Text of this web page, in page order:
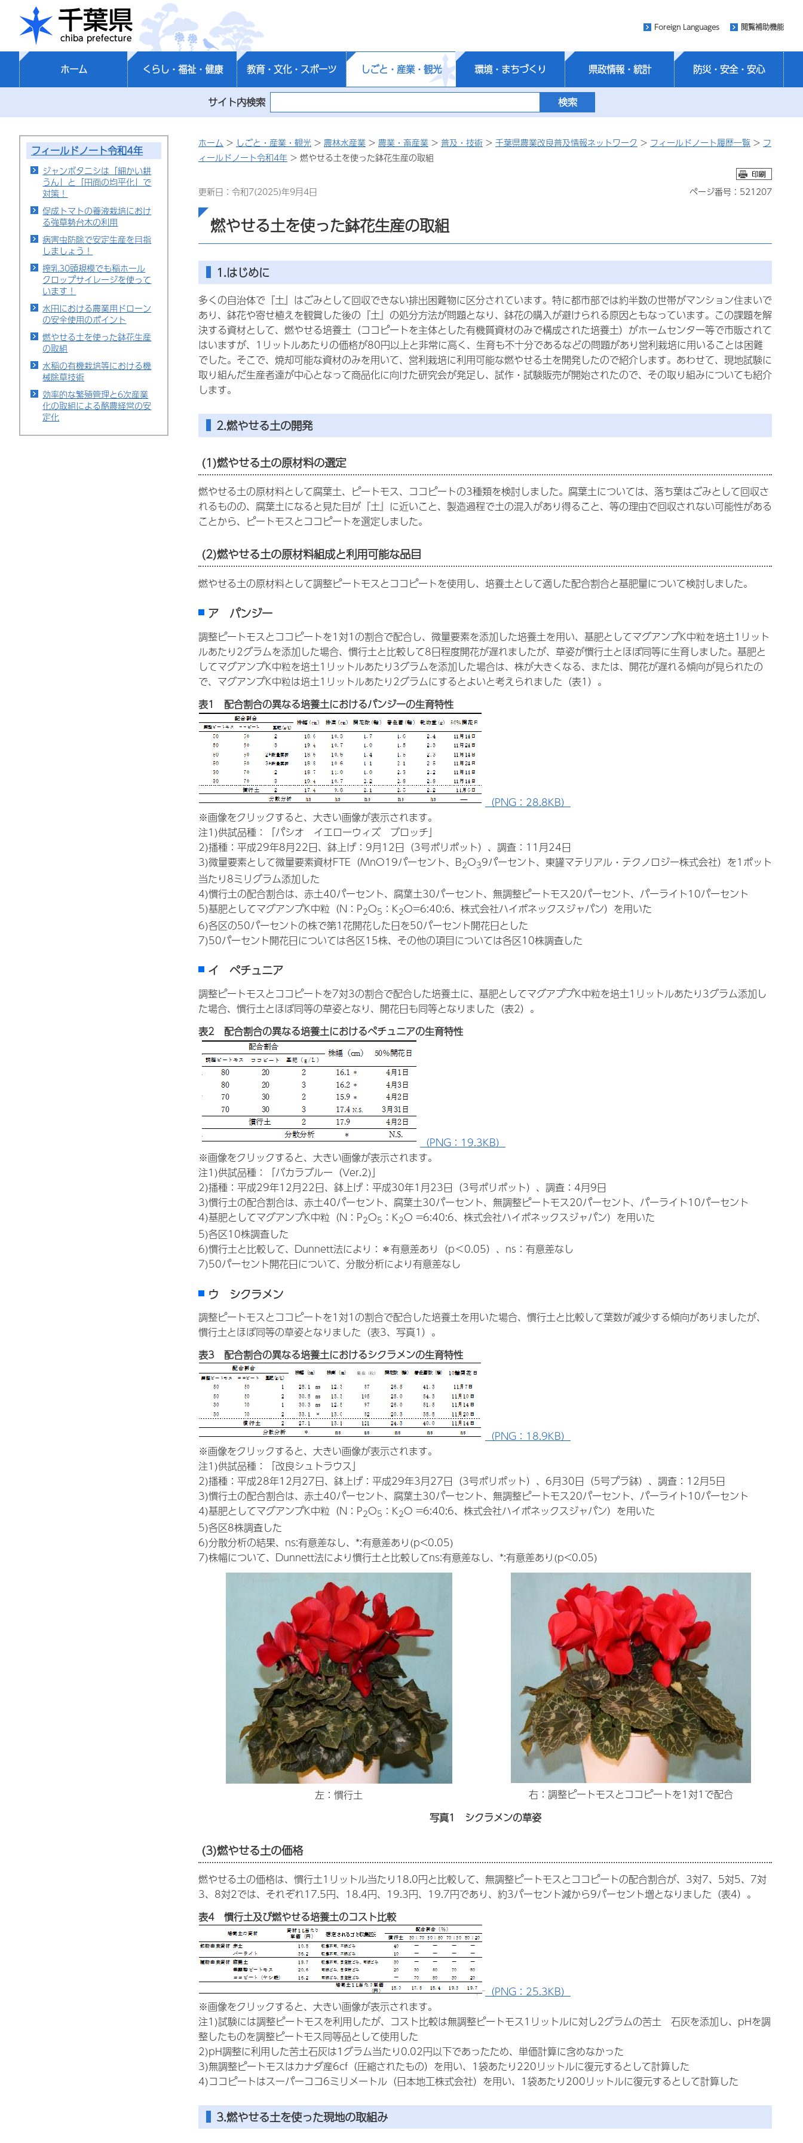
千葉県
Foreign Languages 閲覧補助機能
ホーム くらし・福祉・健康 教育・文化・スポーツ しごと・産業・観光 環境・まちづくり 県政情報・統計 防災・安全・安心
サイト内検索
フィールドノート令和4年
ジャンボタニシは「細かい耕
うん」と「田面の均平化」で
対策！
促成トマトの養液栽培におけ
る強草勢台木の利用
病害虫防除で安定生産を目指
しましょう！
搾乳30頭規模でも稲ホール
クロップサイレージを使って
います！
水田における農業用ドローン
の安全使用のポイント
燃やせる土を使った鉢花生産
の取組
水稲の有機栽培等における機
械除草技術
効率的な繁殖管理と6次産業
化の取組による酪農経営の安
定化
ホーム > しごと・産業・観光 > 農林水産業 > 農業・畜産業 > 普及・技術 > 千葉県農業改良普及情報ネットワーク > フィールドノート履歴一覧 > フ
ィールドノート令和4年 > 燃やせる土を使った鉢花生産の取組
更新日：令和7(2025)年9月4日 ページ番号：521207
燃やせる土を使った鉢花生産の取組
1.はじめに
多くの自治体で『土』はごみとして回収できない排出困難物に区分されています。特に都市部では約半数の世帯がマンション住まいで
あり、鉢花や寄せ植えを観賞した後の『土』の処分方法が問題となり、鉢花の購入が避けられる原因ともなっています。この課題を解
決する資材として、燃やせる培養土（ココピートを主体とした有機質資材のみで構成された培養土）がホームセンター等で市販されて
はいますが、1リットルあたりの価格が80円以上と非常に高く、生育も不十分であるなどの問題があり営利栽培に用いることは困難
でした。そこで、焼却可能な資材のみを用いて、営利栽培に利用可能な燃やせる土を開発したので紹介します。あわせて、現地試験に
取り組んだ生産者達が中心となって商品化に向けた研究会が発足し、試作・試験販売が開始されたので、その取り組みについても紹介
します。
2.燃やせる土の開発
(1)燃やせる土の原材料の選定
燃やせる土の原材料として腐葉土、ピートモス、ココピートの3種類を検討しました。腐葉土については、落ち葉はごみとして回収さ
れるものの、腐葉土になると見た目が『土』に近いこと、製造過程で土の混入があり得ること、等の理由で回収されない可能性がある
ことから、ピートモスとココピートを選定しました。
(2)燃やせる土の原材料組成と利用可能な品目
燃やせる土の原材料として調整ピートモスとココピートを使用し、培養土として適した配合割合と基肥量について検討しました。
ア パンジー
調整ピートモスとココピートを1対1の割合で配合し、微量要素を添加した培養土を用い、基肥としてマグアンプK中粒を培土1リット
ルあたり2グラムを添加した場合、慣行土と比較して8日程度開花が遅れましたが、草姿が慣行土とほぼ同等に生育しました。基肥と
してマグアンプK中粒を培土1リットルあたり3グラムを添加した場合は、株が大きくなる、または、開花が遅れる傾向が見られたの
で、マグアンプK中粒は培土1リットルあたり2グラムにするとよいと考えられました（表1）。
表1 配合割合の異なる培養土におけるパンジーの生育特性
（PNG：28.8KB）
※画像をクリックすると、大きい画像が表示されます。
注1)供試品種：「パシオ イエローウィズ ブロッチ」
2)播種：平成29年8月22日、鉢上げ：9月12日（3号ポリポット）、調査：11月24日
3)微量要素として微量要素資材FTE（MnO19パーセント、B2O39パーセント、東罐マテリアル・テクノロジー株式会社）を1ポット
当たり8ミリグラム添加した
4)慣行土の配合割合は、赤土40パーセント、腐葉土30パーセント、無調整ピートモス20パーセント、パーライト10パーセント
5)基肥としてマグアンプK中粒（N：P2O5 ：K2O=6:40:6、株式会社ハイポネックスジャパン）を用いた
6)各区の50パーセントの株で第1花開花した日を50パーセント開花日とした
7)50パーセント開花日については各区15株、その他の項目については各区10株調査した
イ ペチュニア
調整ピートモスとココピートを7対3の割合で配合した培養土に、基肥としてマグアププK中粒を培土1リットルあたり3グラム添加し
た場合、慣行土とほぼ同等の草姿となり、開花日も同等となりました（表2）。
表2 配合割合の異なる培養土におけるペチュニアの生育特性
（PNG：19.3KB）
※画像をクリックすると、大きい画像が表示されます。
注1)供試品種：「バカラブルー（Ver.2)」
2)播種：平成29年12月22日、鉢上げ：平成30年1月23日（3号ポリポット）、調査：4月9日
3)慣行土の配合割合は、赤土40パーセント、腐葉土30パーセント、無調整ピートモス20パーセント、パーライト10パーセント
4)基肥としてマグアンプK中粒（N：P2O5 ：K2O =6:40:6、株式会社ハイポネックスジャパン）を用いた
5)各区10株調査した
6)慣行土と比較して、Dunnett法により：＊有意差あり（p＜0.05）、ns：有意差なし
7)50パーセント開花日について、分散分析により有意差なし
ウ シクラメン
調整ピートモスとココピートを1対1の割合で配合した培養土を用いた場合、慣行土と比較して葉数が減少する傾向がありましたが、
慣行土とほぼ同等の草姿となりました（表3、写真1）。
表3 配合割合の異なる培養土におけるシクラメンの生育特性
（PNG：18.9KB）
※画像をクリックすると、大きい画像が表示されます。
注1)供試品種：「改良シュトラウス」
2)播種：平成28年12月27日、鉢上げ：平成29年3月27日（3号ポリポット）、6月30日（5号プラ鉢）、調査：12月5日
3)慣行土の配合割合は、赤土40パーセント、腐葉土30パーセント、無調整ピートモス20パーセント、パーライト10パーセント
4)基肥としてマグアンプK中粒（N：P2O5 ：K2O =6:40:6、株式会社ハイポネックスジャパン）を用いた
5)各区8株調査した
6)分散分析の結果、ns:有意差なし、*:有意差あり(p<0.05)
7)株幅について、Dunnett法により慣行土と比較してns:有意差なし、*:有意差あり(p<0.05)
左：慣行土
右：調整ピートモスとココピートを1対1で配合
写真1 シクラメンの草姿
(3)燃やせる土の価格
燃やせる土の価格は、慣行土1リットル当たり18.0円と比較して、無調整ピートモスとココピートの配合割合が、3対7、5対5、7対
3、8対2では、それぞれ17.5円、18.4円、19.3円、19.7円であり、約3パーセント減から9パーセント増となりました（表4）。
表4 慣行土及び燃やせる培養土のコスト比較
（PNG：25.3KB）
※画像をクリックすると、大きい画像が表示されます。
注1)試験には調整ピートモスを利用したが、コスト比較は無調整ピートモス1リットルに対し2グラムの苦土 石灰を添加し、pHを調
整したものを調整ピートモス同等品として使用した
2)pH調整に利用した苦土石灰は1グラム当たり0.02円以下であったため、単価計算に含めなかった
3)無調整ピートモスはカナダ産6cf（圧縮されたもの）を用い、1袋あたり220リットルに復元するとして計算した
4)ココピートはスーパーココ6ミリメートル（日本地工株式会社）を用い、1袋あたり200リットルに復元するとして計算した
3.燃やせる土を使った現地の取組み